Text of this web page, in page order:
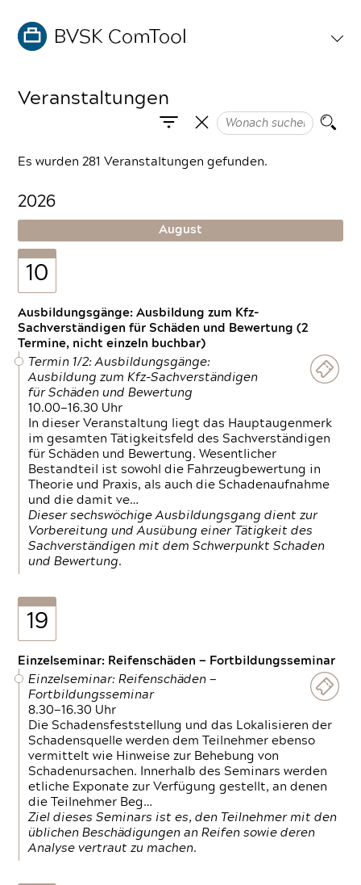
Veranstaltungen
Es wurden 281 Veranstaltungen gefunden.
2026
August
10
Ausbildungsgänge: Ausbildung zum Kfz-
Sachverständigen für Schäden und Bewertung (2
Termine, nicht einzeln buchbar)
Termin 1/2: Ausbildungsgänge:
Ausbildung zum Kfz-Sachverständigen
für Schäden und Bewertung
10.00—16.30 Uhr
In dieser Veranstaltung liegt das Hauptaugenmerk
im gesamten Tätigkeitsfeld des Sachverständigen
für Schäden und Bewertung. Wesentlicher
Bestandteil ist sowohl die Fahrzeugbewertung in
Theorie und Praxis, als auch die Schadenaufnahme
und die damit ve…
Dieser sechswöchige Ausbildungsgang dient zur
Vorbereitung und Ausübung einer Tätigkeit des
Sachverständigen mit dem Schwerpunkt Schaden
und Bewertung.
19
Einzelseminar: Reifenschäden — Fortbildungsseminar
Einzelseminar: Reifenschäden —
Fortbildungsseminar
8.30—16.30 Uhr
Die Schadensfeststellung und das Lokalisieren der
Schadensquelle werden dem Teilnehmer ebenso
vermittelt wie Hinweise zur Behebung von
Schadenursachen. Innerhalb des Seminars werden
etliche Exponate zur Verfügung gestellt, an denen
die Teilnehmer Beg…
Ziel dieses Seminars ist es, den Teilnehmer mit den
üblichen Beschädigungen an Reifen sowie deren
Analyse vertraut zu machen.